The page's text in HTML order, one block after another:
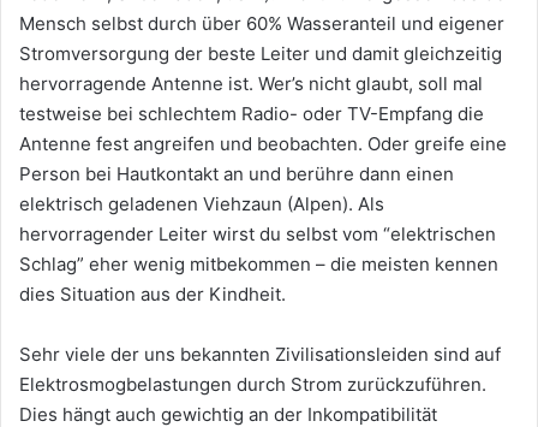
Mensch selbst durch über 60% Wasseranteil und eigener
Stromversorgung der beste Leiter und damit gleichzeitig
hervorragende Antenne ist. Wer’s nicht glaubt, soll mal
testweise bei schlechtem Radio- oder TV-Empfang die
Antenne fest angreifen und beobachten. Oder greife eine
Person bei Hautkontakt an und berühre dann einen
elektrisch geladenen Viehzaun (Alpen). Als
hervorragender Leiter wirst du selbst vom “elektrischen
Schlag” eher wenig mitbekommen – die meisten kennen
dies Situation aus der Kindheit.
Sehr viele der uns bekannten Zivilisationsleiden sind auf
Elektrosmogbelastungen durch Strom zurückzuführen.
Dies hängt auch gewichtig an der Inkompatibilität